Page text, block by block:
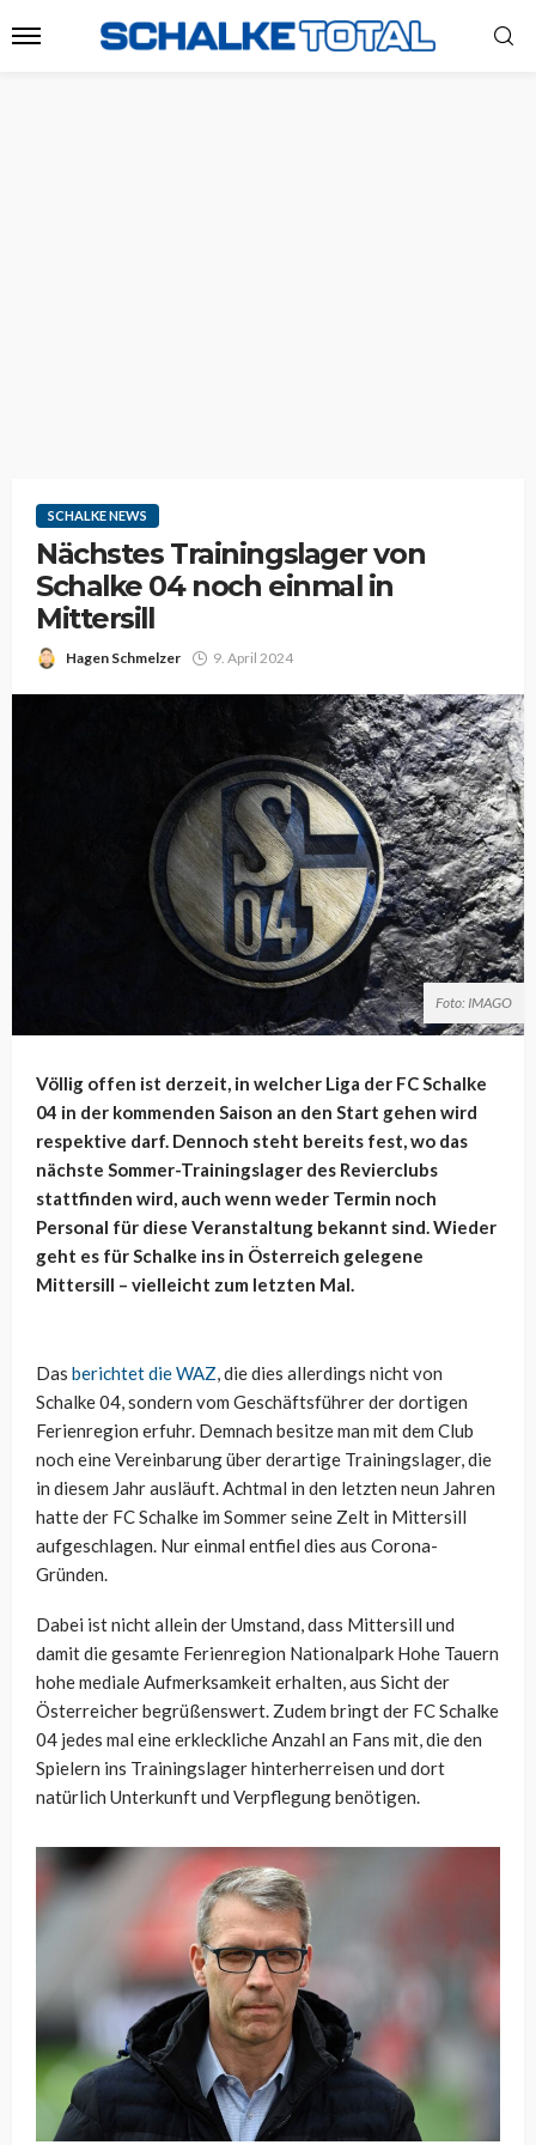
SCHALKE NEWS
Nächstes Trainingslager von
Schalke 04 noch einmal in
Mittersill
Hagen Schmelzer 9. April 2024
Foto: IMAGO
Völlig offen ist derzeit, in welcher Liga der FC Schalke
04 in der kommenden Saison an den Start gehen wird
respektive darf. Dennoch steht bereits fest, wo das
nächste Sommer-Trainingslager des Revierclubs
stattfinden wird, auch wenn weder Termin noch
Personal für diese Veranstaltung bekannt sind. Wieder
geht es für Schalke ins in Österreich gelegene
Mittersill – vielleicht zum letzten Mal.
Das berichtet die WAZ, die dies allerdings nicht von
Schalke 04, sondern vom Geschäftsführer der dortigen
Ferienregion erfuhr. Demnach besitze man mit dem Club
noch eine Vereinbarung über derartige Trainingslager, die
in diesem Jahr ausläuft. Achtmal in den letzten neun Jahren
hatte der FC Schalke im Sommer seine Zelt in Mittersill
aufgeschlagen. Nur einmal entfiel dies aus Corona-
Gründen.
Dabei ist nicht allein der Umstand, dass Mittersill und
damit die gesamte Ferienregion Nationalpark Hohe Tauern
hohe mediale Aufmerksamkeit erhalten, aus Sicht der
Österreicher begrüßenswert. Zudem bringt der FC Schalke
04 jedes mal eine erkleckliche Anzahl an Fans mit, die den
Spielern ins Trainingslager hinterherreisen und dort
natürlich Unterkunft und Verpflegung benötigen.